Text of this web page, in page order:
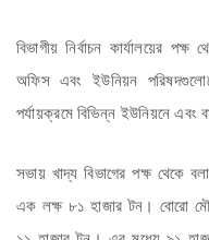
বিভাগীয় নির্বাচন কার্যালয়ের
অফিস এবং ইউনিয়ন
পর্যায়ক্রমে বিভিন্ন ইউনিয়নে এবং
সভায় খাদ্য বিভাগের পক্ষ থেকে
এক লক্ষ ৮১ হাজার টন। বোরো